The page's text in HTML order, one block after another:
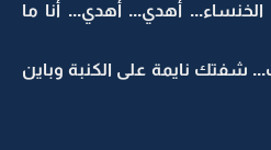
أهدي... أهدي... أنا ما
شفتك نايمة على الكنبة وباين